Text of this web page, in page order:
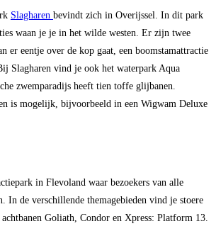
Slagharen bevindt zich in Overijssel. In dit park
waan je je in het wilde westen. Er zijn twee
er eentje over de kop gaat, een boomstamattractie
Slagharen vind je ook het waterpark Aqua
zwemparadijs heeft tien toffe glijbanen.
is mogelijk, bijvoorbeeld in een Wigwam Deluxe
in Flevoland waar bezoekers van alle
In de verschillende themagebieden vind je stoere
Goliath, Condor en Xpress: Platform 13.